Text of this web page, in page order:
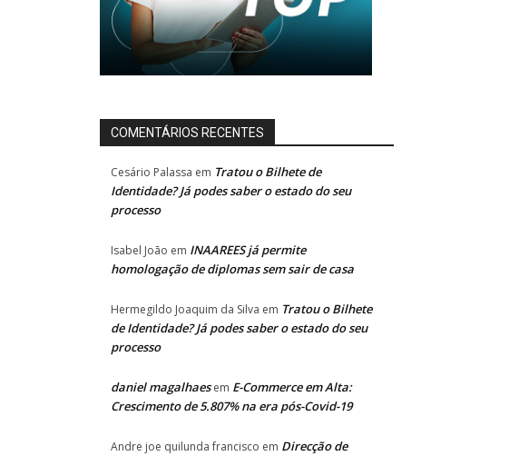
COMENTÁRIOS RECENTES
Cesário Palassa em Tratou o Bilhete de
Identidade? Já podes saber o estado do seu
processo
Isabel João em INAAREES já permite
homologação de diplomas sem sair de casa
Hermegildo Joaquim da Silva em Tratou o Bilhete
de Identidade? Já podes saber o estado do seu
processo
daniel magalhaesem E-Commerce em Alta:
Crescimento de 5.807% na era pós-Covid-19
Andre joe quilunda francisco em Direcção de